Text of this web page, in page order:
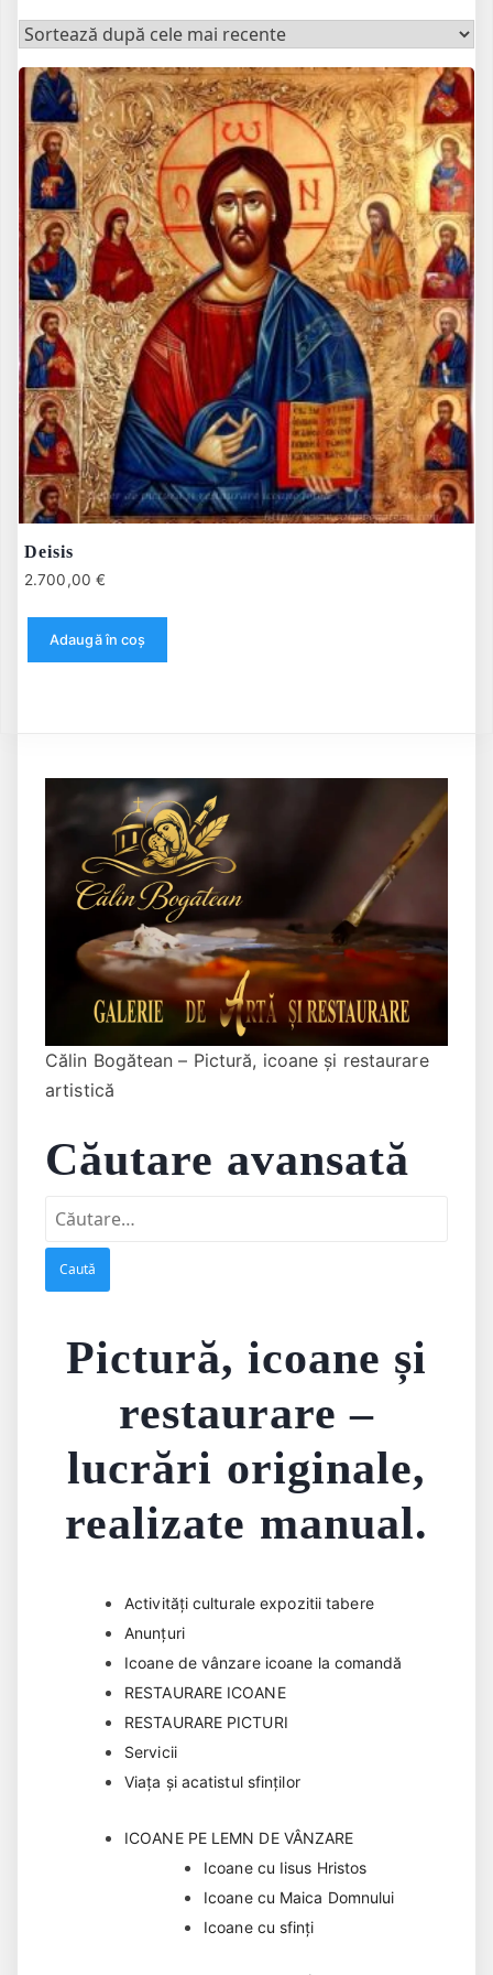
Deisis
2.700,00 €
Adaugă în coș
Călin Bogătean – Pictură, icoane și restaurare
artistică
Căutare avansată
Caută
Pictură, icoane și
restaurare –
lucrări originale,
realizate manual.
Activități culturale expozitii tabere
Anunțuri
Icoane de vânzare icoane la comandă
RESTAURARE ICOANE
RESTAURARE PICTURI
Servicii
Viața și acatistul sfinților
ICOANE PE LEMN DE VÂNZARE
Icoane cu Iisus Hristos
Icoane cu Maica Domnului
Icoane cu sfinți